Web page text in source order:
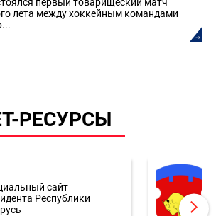
первый товарищеский матч
лета между хоккейным командами
РЕСУРСЫ
сайт
Республики